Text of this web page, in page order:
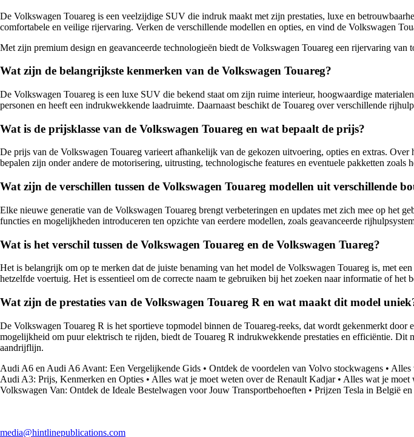
De Volkswagen Touareg is een veelzijdige SUV die indruk maakt met zijn prestaties, luxe en
comfortabele en veilige rijervaring. Verken de verschillende modellen en opties, en vind de Volkswagen
Met zijn premium design en geavanceerde technologieën biedt de Volkswagen Touareg een rijervaring
Wat zijn de belangrijkste kenmerken van de Volkswagen Touareg?
De Volkswagen Touareg is een luxe SUV die bekend staat om zijn ruime interieur, hoogwaardige
personen en heeft een indrukwekkende laadruimte. Daarnaast beschikt de Touareg over verschillende
Wat is de prijsklasse van de Volkswagen Touareg en wat bepaalt de prijs?
De prijs van de Volkswagen Touareg varieert afhankelijk van de gekozen uitvoering, opties en extras.
bepalen zijn onder andere de motorisering, uitrusting, technologische features en eventuele pakketten zoals
Wat zijn de verschillen tussen de Volkswagen Touareg modellen uit verschillende
Elke nieuwe generatie van de Volkswagen Touareg brengt verbeteringen en updates met zich mee op het
functies en mogelijkheden introduceren ten opzichte van eerdere modellen, zoals geavanceerde
Wat is het verschil tussen de Volkswagen Touareg en de Volkswagen Tuareg?
Het is belangrijk om op te merken dat de juiste benaming van het model de Volkswagen Touareg is, met
hetzelfde voertuig. Het is essentieel om de correcte naam te gebruiken bij het zoeken naar informatie of het
Wat zijn de prestaties van de Volkswagen Touareg R en wat maakt dit model
De Volkswagen Touareg R is het sportieve topmodel binnen de Touareg-reeks, dat wordt gekenmerkt
mogelijkheid om puur elektrisch te rijden, biedt de Touareg R indrukwekkende prestaties en efficiëntie.
aandrijflijn.
Audi A6 en Audi A6 Avant: Een Vergelijkende Gids • Ontdek de voordelen van Volvo stockwagens • Alles
Audi A3: Prijs, Kenmerken en Opties • Alles wat je moet weten over de Renault Kadjar• Alles wat je moet
Volkswagen Van: Ontdek de Ideale Bestelwagen voor Jouw Transportbehoeften • Prijzen Tesla in België
media@hintlinepublications.com